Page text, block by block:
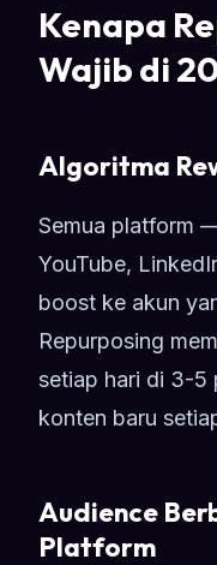
Kenapa
Wajib di
Algoritma
Semua platform
YouTube,
boost ke akun
Repurposing
setiap hari di 3-5
konten baru
Audience
Platform